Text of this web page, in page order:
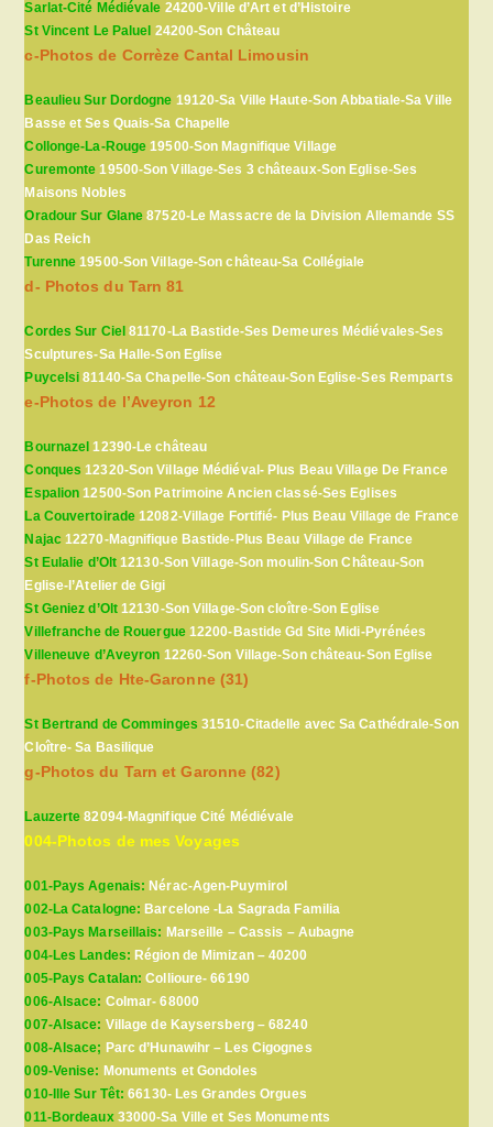
Sarlat-Cité Médiévale 24200-Ville d’Art et d’Histoire
St Vincent Le Paluel 24200-Son Château
c-Photos de Corrèze Cantal Limousin
Beaulieu Sur Dordogne 19120-Sa Ville Haute-Son Abbatiale-Sa Ville
Basse et Ses Quais-Sa Chapelle
Collonge-La-Rouge 19500-Son Magnifique Village
Curemonte 19500-Son Village-Ses 3 châteaux-Son Eglise-Ses
Maisons Nobles
Oradour Sur Glane 87520-Le Massacre de la Division Allemande SS
Das Reich
Turenne 19500-Son Village-Son château-Sa Collégiale
d- Photos du Tarn 81
Cordes Sur Ciel 81170-La Bastide-Ses Demeures Médiévales-Ses
Sculptures-Sa Halle-Son Eglise
Puycelsi 81140-Sa Chapelle-Son château-Son Eglise-Ses Remparts
e-Photos de l’Aveyron 12
Bournazel 12390-Le château
Conques 12320-Son Village Médiéval- Plus Beau Village De France
Espalion 12500-Son Patrimoine Ancien classé-Ses Eglises
La Couvertoirade 12082-Village Fortifié- Plus Beau Village de France
Najac12270-Magnifique Bastide-Plus Beau Village de France
St Eulalie d’Olt 12130-Son Village-Son moulin-Son Château-Son
Eglise-l’Atelier de Gigi
St Geniez d’Olt12130-Son Village-Son cloître-Son Eglise
Villefranche de Rouergue12200-Bastide Gd Site Midi-Pyrénées
Villeneuve d’Aveyron 12260-Son Village-Son château-Son Eglise
f-Photos de Hte-Garonne (31)
St Bertrand de Comminges 31510-Citadelle avec Sa Cathédrale-Son
Cloître- Sa Basilique
g-Photos du Tarn et Garonne (82)
Lauzerte 82094-Magnifique Cité Médiévale
004-Photos de mes Voyages
001-Pays Agenais: Nérac-Agen-Puymirol
002-La Catalogne: Barcelone -La Sagrada Familia
003-Pays Marseillais: Marseille – Cassis – Aubagne
004-Les Landes: Région de Mimizan – 40200
005-Pays Catalan:Collioure- 66190
006-Alsace: Colmar- 68000
007-Alsace: Village de Kaysersberg – 68240
008-Alsace; Parc d’Hunawihr – Les Cigognes
009-Venise: Monuments et Gondoles
010-Ille Sur Têt:66130- Les Grandes Orgues
011-Bordeaux33000-Sa Ville et Ses Monuments